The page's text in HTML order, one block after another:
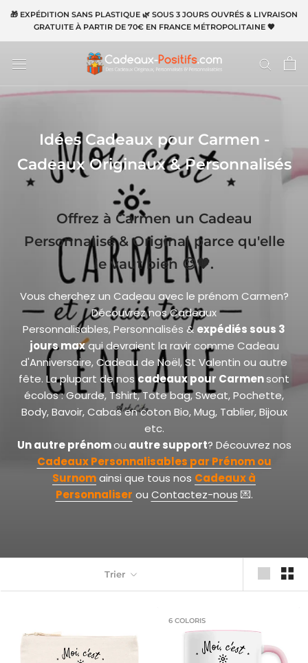
Aller
contenu
🎁 EXPÉDITION SANS PLASTIQUE 🌿 SOUS 3 JOURS OUVRÉS & LIVRAISON
GRATUITE À PARTIR DE 70€ EN FRANCE MÉTROPOLITAINE 🧡
Idées Cadeaux pour Carmen -
Cadeaux Originaux & Personnalisés
Offrez à Carmen un Cadeau
Personnalisé & Original parce qu'elle
le vaut bien 😉🧡.
Vous cherchez un Cadeau avec le prénom Carmen?
Découvrez nos Cadeaux
Personnalisables, Personnalisés & expédiés sous 3
jours maxqui devraient la ravir comme Cadeau
d'Anniversaire, Cadeau de Noël, St Valentin ou autre
fête. La plupart de noscadeaux pour Carmensont
écolos : Gourde, Tshirt, Tote bag, Sweat, Pochette,
Body, Bavoir, Cabas en coton Bio, Mug, Tablier, Bijoux
etc.
Un autre prénomou autresupport? Découvrez nos
Cadeaux Personnalisables par Prénom ou
Surnomainsi que tous nos Cadeaux à
Personnaliser ou Contactez-nous 💌.
Trier
6 COLORIS